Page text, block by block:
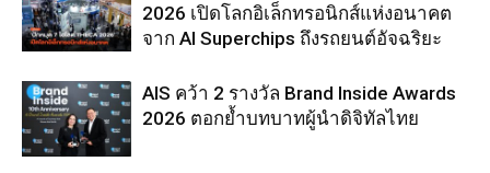
2026 เปิดโลกอิเล็กทรอนิกส์แห่งอนาคต
จาก AI Superchips ถึงรถยนต์อัจฉริยะ
AIS คว้า 2 รางวัล Brand Inside Awards
2026 ตอกย้ำบทบาทผู้นำดิจิทัลไทย